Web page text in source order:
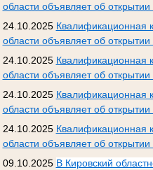
области объявляет об открытии
24.10.2025 Квалификационная
области объявляет об открытии
24.10.2025 Квалификационная
области объявляет об открытии
24.10.2025 Квалификационная
области объявляет об открытии
24.10.2025 Квалификационная
области объявляет об открытии
09.10.2025 В Кировский